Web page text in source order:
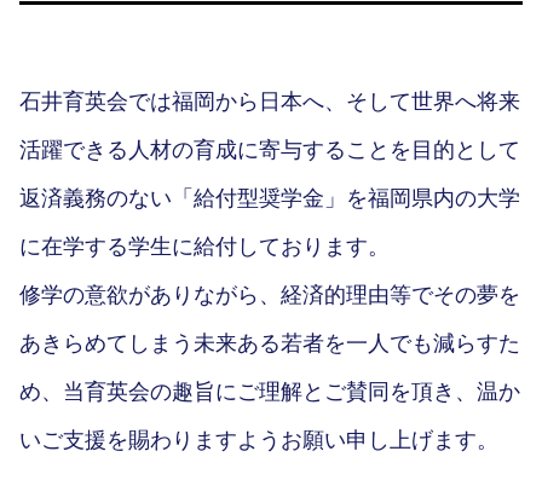
石井育英会では福岡から日本へ、そして世界へ将来
活躍できる人材の育成に寄与することを目的として
返済義務のない「給付型奨学金」を福岡県内の大学
に在学する学生に給付しております。
修学の意欲がありながら、経済的理由等でその夢を
あきらめてしまう未来ある若者を一人でも減らすた
め、当育英会の趣旨にご理解とご賛同を頂き、温か
いご支援を賜わりますようお願い申し上げます。